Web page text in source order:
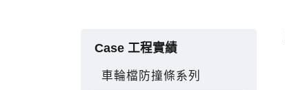
Case 工程實績
車輪檔防撞條系列